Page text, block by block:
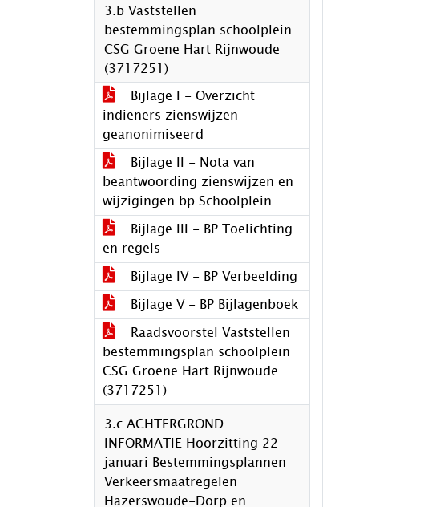
3.b Vaststellen
bestemmingsplan schoolplein
CSG Groene Hart Rijnwoude
(3717251)
Bijlage I - Overzicht
indieners zienswijzen -
geanonimiseerd
Bijlage II - Nota van
beantwoording zienswijzen en
wijzigingen bp Schoolplein
Bijlage III - BP Toelichting
en regels
Bijlage IV - BP Verbeelding
Bijlage V - BP Bijlagenboek
Raadsvoorstel Vaststellen
bestemmingsplan schoolplein
CSG Groene Hart Rijnwoude
(3717251)
3.c ACHTERGROND
INFORMATIE Hoorzitting 22
januari Bestemmingsplannen
Verkeersmaatregelen
Hazerswoude-Dorp en